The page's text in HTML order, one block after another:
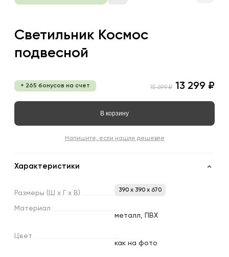
Светильник Космос
подвесной
+ 265 бонусов на счет 15 699 ₽ 13 299 ₽
В корзину
Напишите, если нашли дешевле
Характеристики
Размеры (Ш х х В) 390 x 390 x 670
Материал
металл, ПВХ
Цвет
как на фото